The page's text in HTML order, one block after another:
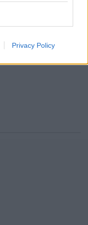
Privacy Policy